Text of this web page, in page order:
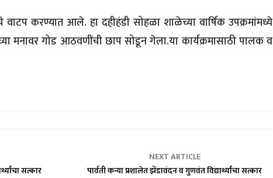
वाटप करण्यात आले. हा दहीहंडी सोहळा शाळेच्या वार्षिक उपक्रमांमध्ये
मनावर गोड आठवणींची छाप सोडून गेला.या कार्यक्रमासाठी पालक व
सत्कार
NEXT ARTICLE
पार्वती कन्या प्रशालेत झेंडावंदन व गुणवंत विद्यार्थ्यांचा सत्कार